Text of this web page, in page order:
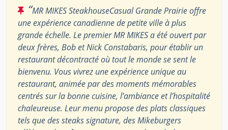
“MR MIKES SteakhouseCasual Grande Prairie offre
une expérience canadienne de petite ville à plus
grande échelle. Le premier MR MIKES a été ouvert par
deux frères, Bob et Nick Constabaris, pour établir un
restaurant décontracté où tout le monde se sent le
bienvenu. Vous vivrez une expérience unique au
restaurant, animée par des moments mémorables
centrés sur la bonne cuisine, l’ambiance et l’hospitalité
chaleureuse. Leur menu propose des plats classiques
tels que des steaks signature, des Mikeburgers